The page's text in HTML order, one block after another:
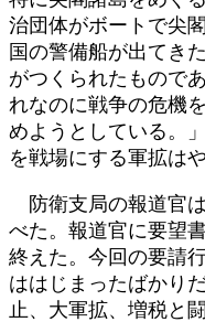
治団体がボートで尖
国の警備船が出てき
がつくられたもので
れなのに戦争の危機
めようとしている。
を戦場にする軍拡は
防衛支局の報道官
べた。報道官に要望
終えた。今回の要請
ははじまったばかり
止、大軍拡、増税と